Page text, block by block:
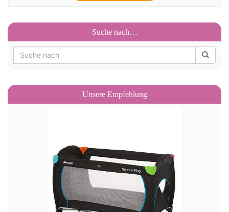
Suche nach…
Unsere Empfehlung